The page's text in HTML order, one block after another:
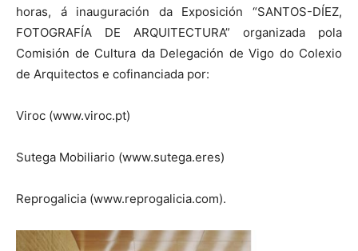
horas, á inauguración da Exposición “SANTOS-DÍEZ,
FOTOGRAFÍA DE ARQUITECTURA” organizada pola
Comisión de Cultura da Delegación de Vigo do Colexio
de Arquitectos e cofinanciada por:
Viroc (www.viroc.pt)
Sutega Mobiliario (www.sutega.eres)
Reprogalicia (www.reprogalicia.com).